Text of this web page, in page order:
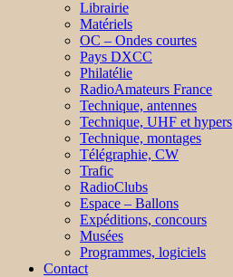
Librairie
Matériels
OC – Ondes courtes
Pays DXCC
Philatélie
RadioAmateurs France
Technique, antennes
Technique, UHF et hypers
Technique, montages
Télégraphie, CW
Trafic
RadioClubs
Espace – Ballons
Expéditions, concours
Musées
Programmes, logiciels
Contact